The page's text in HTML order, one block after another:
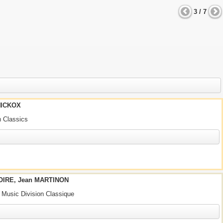
3 / 7
Classics
Jean MARTINON
Division Classique